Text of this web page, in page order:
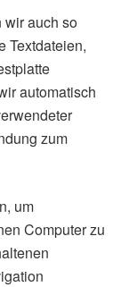
wir auch so
Textdateien,
automatisch
zum
um
Computer zu